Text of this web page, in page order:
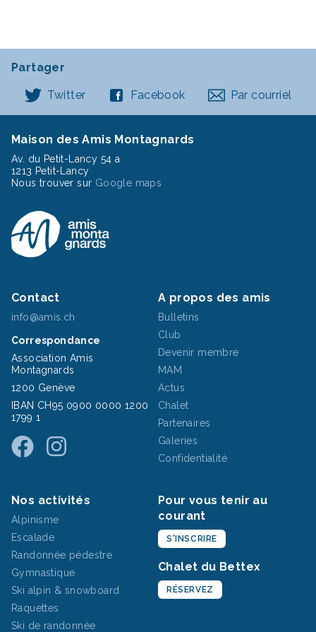
Partager
Twitter Facebook Par courriel
Maison des Amis Montagnards
Av. du Petit-Lancy 54 a
1213 Petit-Lancy
Nous trouver sur Google maps
Contact
info@amis.ch
Correspondance
Association Amis
Montagnards
1200 Genève
IBAN CH95 0900 0000 1200
1799 1
A propos des amis
Bulletins
Club
Devenir membre
MAM
Actus
Chalet
Partenaires
Galeries
Confidentialité
Nos activités
Alpinisme
Escalade
Randonnée pédestre
Gymnastique
Ski alpin & snowboard
Raquettes
Ski de randonnée
Pour vous tenir au
courant
S'INSCRIRE
Chalet du Bettex
RÉSERVEZ